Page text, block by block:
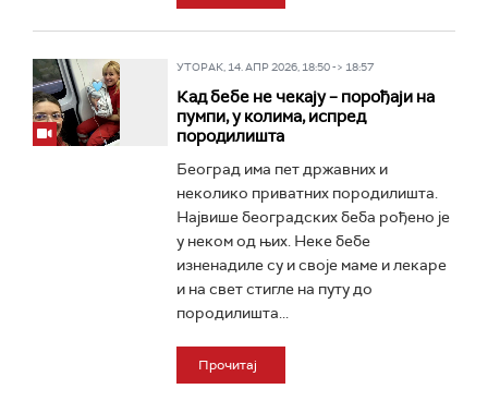
УТОРАК, 14. АПР 2026, 18:50 -> 18:57
Кад бебе не чекају – порођаји на
пумпи, у колима, испред
породилишта
Београд има пет државних и
неколико приватних породилишта.
Највише београдских беба рођено је
у неком од њих. Неке бебе
изненадиле су и своје маме и лекаре
и на свет стигле на путу до
породилишта...
Прочитај